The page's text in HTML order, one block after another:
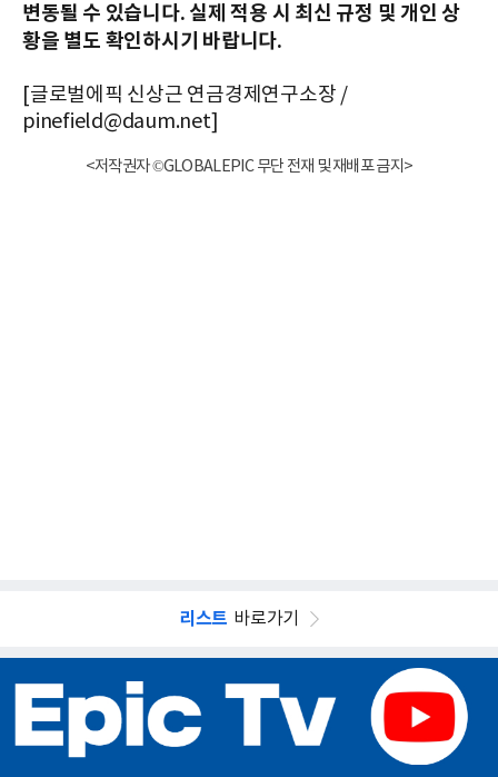
변동될 수 있습니다. 실제 적용 시 최신 규정 및 개인 상
황을 별도 확인하시기 바랍니다.
[글로벌에픽 신상근 연금경제연구소장 /
pinefield@daum.net]
<저작권자 ©GLOBALEPIC 무단 전재 및 재배포 금지>
리스트 바로가기